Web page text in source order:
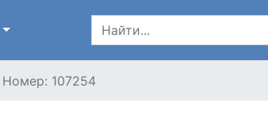
Номер: 107254